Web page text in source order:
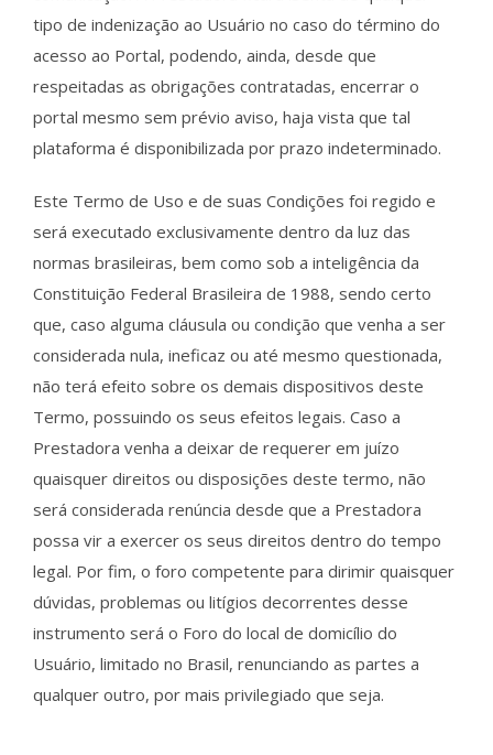
tipo de indenização ao Usuário no caso do término do
acesso ao Portal, podendo, ainda, desde que
respeitadas as obrigações contratadas, encerrar o
portal mesmo sem prévio aviso, haja vista que tal
plataforma é disponibilizada por prazo indeterminado.
Este Termo de Uso e de suas Condições foi regido e
será executado exclusivamente dentro da luz das
normas brasileiras, bem como sob a inteligência da
Constituição Federal Brasileira de 1988, sendo certo
que, caso alguma cláusula ou condição que venha a ser
considerada nula, ineficaz ou até mesmo questionada,
não terá efeito sobre os demais dispositivos deste
Termo, possuindo os seus efeitos legais. Caso a
Prestadora venha a deixar de requerer em juízo
quaisquer direitos ou disposições deste termo, não
será considerada renúncia desde que a Prestadora
possa vir a exercer os seus direitos dentro do tempo
legal. Por fim, o foro competente para dirimir quaisquer
dúvidas, problemas ou litígios decorrentes desse
instrumento será o Foro do local de domicílio do
Usuário, limitado no Brasil, renunciando as partes a
qualquer outro, por mais privilegiado que seja.